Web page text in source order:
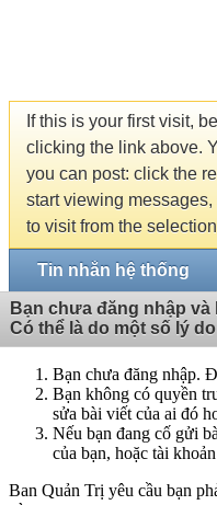
If this is your first visit,
clicking the link above.
you can post: click the
start viewing
to visit from the
Tin nhắn hệ thống
Bạn chưa đăng nhập
Có thể là do một số lý
Bạn chưa đăng nhập.
Bạn không có quyền
sửa bài viết của ai đó
Nếu bạn đang cố gửi
của bạn, hoặc tài
Ban Quản Trị yêu cầu bạn